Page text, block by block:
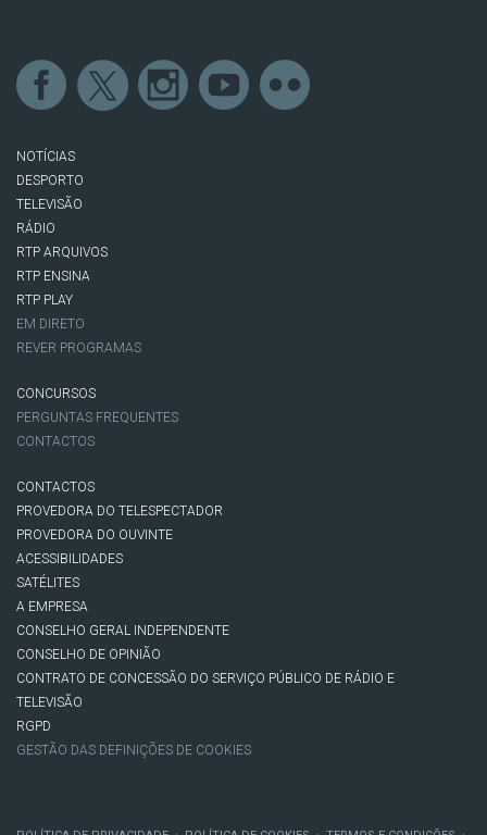
NOTÍCIAS
DESPORTO
TELEVISÃO
RÁDIO
RTP ARQUIVOS
RTP ENSINA
RTP PLAY
EM DIRETO
REVER PROGRAMAS
CONCURSOS
PERGUNTAS FREQUENTES
CONTACTOS
CONTACTOS
PROVEDORA DO TELESPECTADOR
PROVEDORA DO OUVINTE
ACESSIBILIDADES
SATÉLITES
A EMPRESA
CONSELHO GERAL INDEPENDENTE
CONSELHO DE OPINIÃO
CONTRATO DE CONCESSÃO DO SERVIÇO PÚBLICO DE RÁDIO E
TELEVISÃO
RGPD
GESTÃO DAS DEFINIÇÕES DE COOKIES